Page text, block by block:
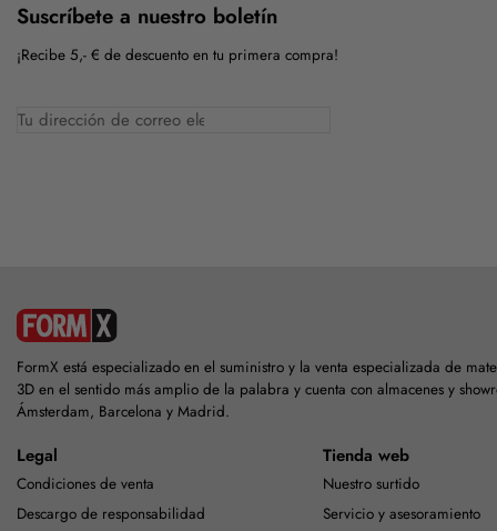
Suscríbete a nuestro boletín
¡Recibe 5,- € de descuento en tu primera compra!
FormX está especializado en el suministro y la venta especializada de
3D en el sentido más amplio de la palabra y cuenta con almacenes y
Ámsterdam, Barcelona y Madrid.
Legal
Condiciones de venta
Descargo de responsabilidad
Tienda web
Nuestro surtido
Servicio y asesoramiento